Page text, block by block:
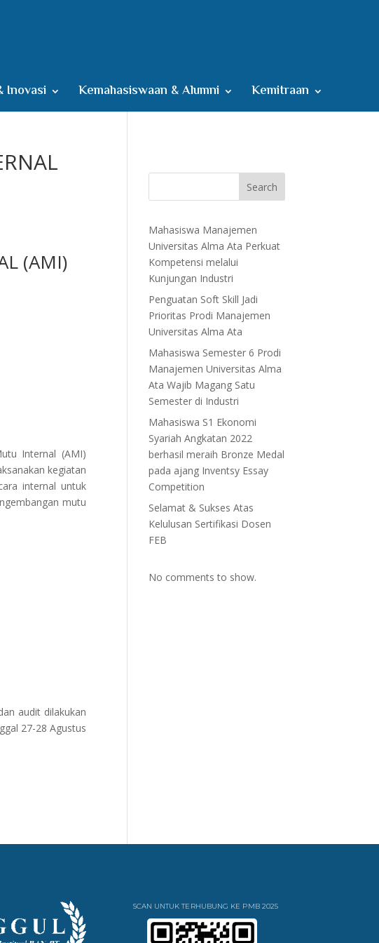
Inovasi Kemahasiswaan & Alumni Kemitraan
(AMI)
Internal (AMI)
kegiatan
internal untuk
mutu
audit dilakukan
27-28 Agustus
Search
Mahasiswa Manajemen
Universitas Alma Ata Perkuat
Kompetensi melalui
Kunjungan Industri
Penguatan Soft Skill Jadi
Prioritas Prodi Manajemen
Universitas Alma Ata
Mahasiswa Semester 6 Prodi
Manajemen Universitas Alma
Ata Wajib Magang Satu
Semester di Industri
Mahasiswa S1 Ekonomi
Syariah Angkatan 2022
berhasil meraih Bronze Medal
pada ajang Inventsy Essay
Competition
Selamat & Sukses Atas
Kelulusan Sertifikasi Dosen
FEB
No comments to show.
SCAN UNTUK TERHUBUNG KE PMB 2025